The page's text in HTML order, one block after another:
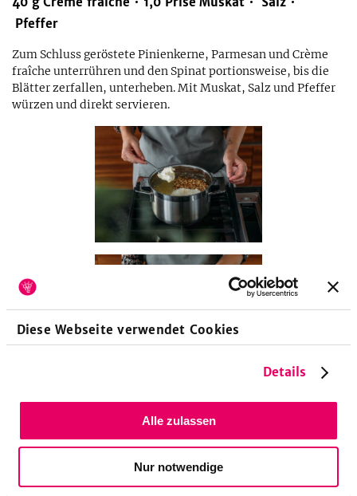
Diese Webseite verwendet Cookies
Details
Alle zulassen
Nur notwendige
Pfeffer
Zum Schluss geröstete Pinienkerne, Parmesan und Crème
fraîche unterrühren und den Spinat portionsweise, bis die
Blätter zerfallen, unterheben. Mit Muskat, Salz und Pfeffer
würzen und direkt servieren.